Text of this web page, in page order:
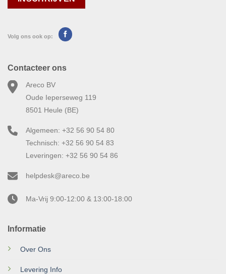
Volg ons ook op:
Informatie
Over Ons
Levering Info
Contacteer ons
Areco BV
Oude Ieperseweg 119
8501 Heule (BE)
Algemeen: +32 56 90 54 80
Technisch: +32 56 90 54 83
Leveringen: +32 56 90 54 86
helpdesk@areco.be
Ma-Vrij 9:00-12:00 & 13:00-18:00